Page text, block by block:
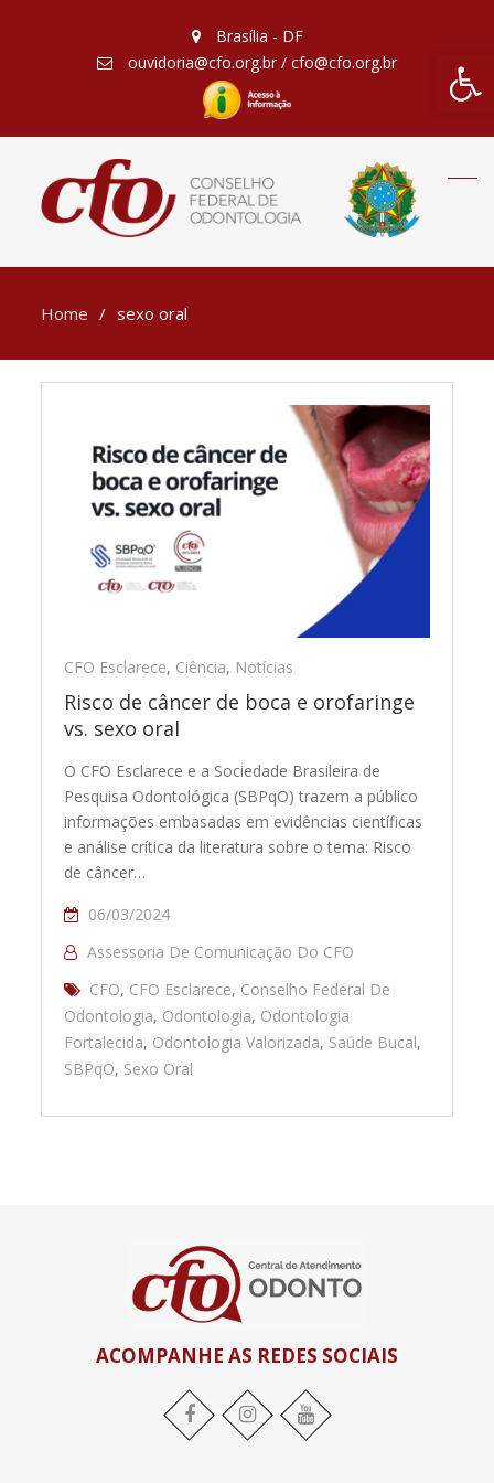
Barra
Brasília - DF
ouvidoria@cfo.org.br / cfo@cfo.org.br
Home sexo oral
CFO Esclarece, Ciência, Notícias
Risco de câncer de boca e orofaringe
vs. sexo oral
O CFO Esclarece e a Sociedade Brasileira de
Pesquisa Odontológica (SBPqO) trazem a público
informações embasadas em evidências científicas
e análise crítica da literatura sobre o tema: Risco
de câncer…
06/03/2024
Assessoria De Comunicação Do CFO
CFO, CFO Esclarece, Conselho Federal De
Odontologia, Odontologia, Odontologia
Fortalecida, Odontologia Valorizada, Saúde Bucal,
SBPqO, Sexo Oral
ACOMPANHE AS REDES SOCIAIS
Facebook Instagram YouTube